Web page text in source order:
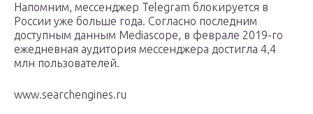
Напомним, мессенджер Telegram блокируется в
России уже больше года. Согласно последним
доступным данным Mediascope, в феврале 2019-го
ежедневная аудитория мессенджера достигла 4,4
млн пользователей.
www.searchengines.ru